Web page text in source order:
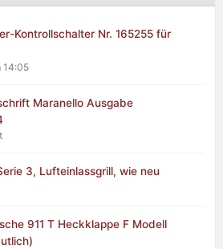
Kontrollschalter Nr. 165255 für
14:05
Maranello Ausgabe
3, Lufteinlassgrill, wie neu
911 T Heckklappe F Modell